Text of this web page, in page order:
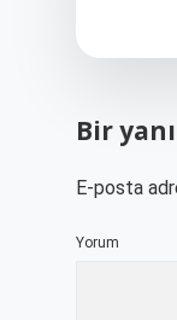
Bir
E-posta
Yorum